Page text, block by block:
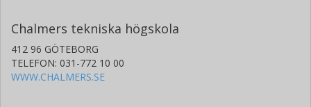
Chalmers tekniska högskola
412 96 GÖTEBORG
TELEFON: 031-772 10 00
WWW.CHALMERS.SE